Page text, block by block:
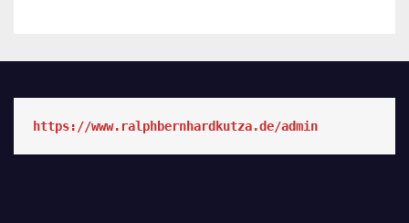
https://www.ralphbernhardkutza.de/admin